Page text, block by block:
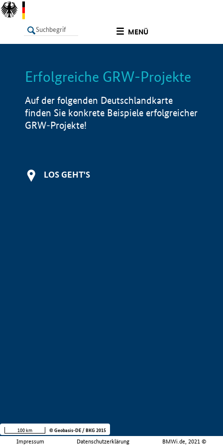
MENÜ
LISTE Info
Erfolgreiche GRW-Projekte
Auf der folgenden Deutschlandkarte
finden Sie konkrete Beispiele erfolgreicher
GRW-Projekte!
LOS GEHT'S
Impressum Datenschutzerklärung BMWi.de, 2021 ©
100 km © Geobasis-DE / BKG 2015